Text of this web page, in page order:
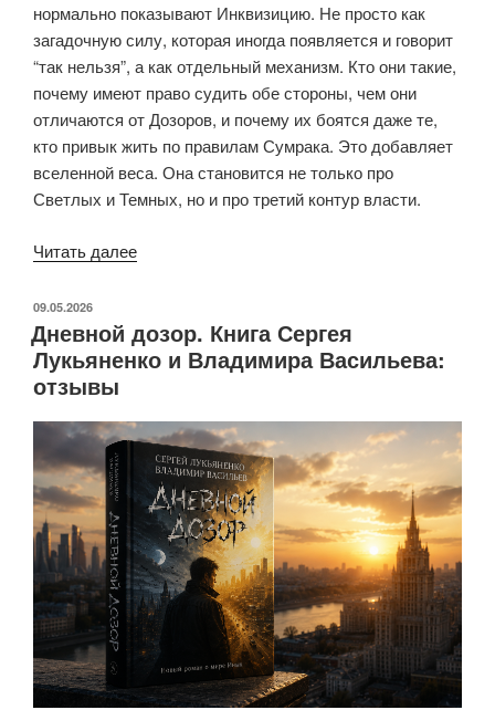
нормально показывают Инквизицию. Не просто как
загадочную силу, которая иногда появляется и говорит
“так нельзя”, а как отдельный механизм. Кто они такие,
почему имеют право судить обе стороны, чем они
отличаются от Дозоров, и почему их боятся даже те,
кто привык жить по правилам Сумрака. Это добавляет
вселенной веса. Она становится не только про
Светлых и Темных, но и про третий контур власти.
Читать далее««Сумеречный
книга,
где
распутываться
как
клубок»
ОПУБЛИКОВАНО
09.05.2026
Дневной дозор. Книга Сергея
Лукьяненко и Владимира Васильева:
отзывы